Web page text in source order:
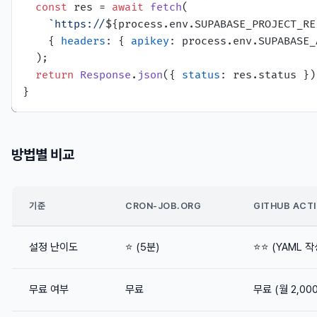
const res = await fetch(
`https://
    {
headers : { apikey: process. env.
  );
return Response . json({ status : res. status
방법별 비교
기준 CRON-JOB.ORG GITHUB
설정 난이도 ⭐ (5분) ⭐⭐ (YAML 작
무료 여부 무료 무료 (월